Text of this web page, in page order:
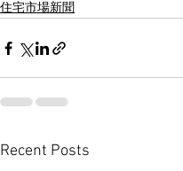
住宅市場新聞
Recent Posts